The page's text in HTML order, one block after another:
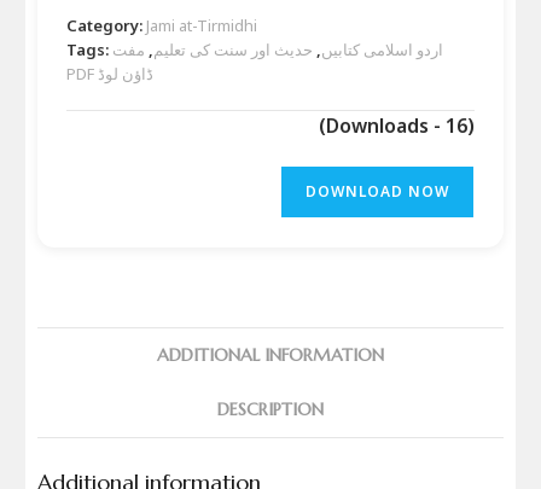
Category: Jami at-Tirmidhi
Tags:
اردو اسلامی کتابیں, حدیث اور سنت کی تعلیم, مفت
PDF ڈاؤن لوڈ
(Downloads - 16)
DOWNLOAD NOW
ADDITIONAL INFORMATION
DESCRIPTION
Additional information